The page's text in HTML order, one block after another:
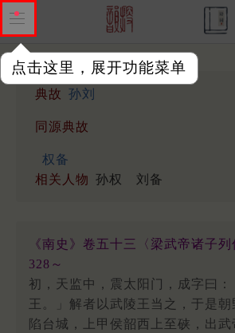
点击这里，展开功能菜单
典故 孙刘
同源典故
权备
相关人物 孙权 刘备
《南史》卷五十三〈梁武帝诸子列
328～
初，天监中，震太阳门，成字曰
王。」解者以武陵王当之，于是
陷台城，上甲侯韶西上至硖，出